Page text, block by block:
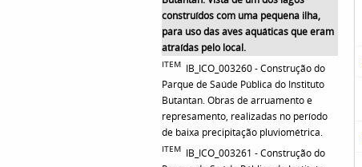
construídos com uma pequena ilha,
para uso das aves aquáticas que eram
atraídas pelo local.
ITEM IB_ICO_003260 - Construção do
Parque de Saúde Pública do Instituto
Butantan. Obras de arruamento e
represamento, realizadas no período
de baixa precipitação pluviométrica.
ITEM IB_ICO_003261 - Construção do